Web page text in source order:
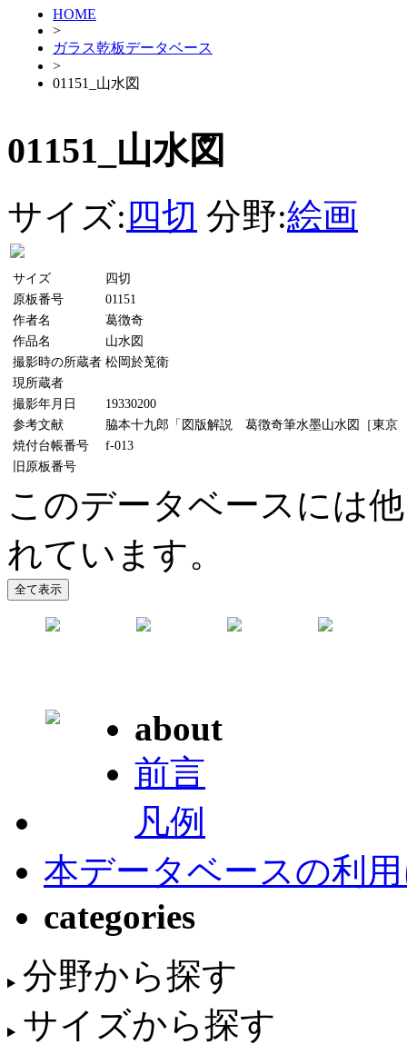
HOME
>
ガラス乾板データベース
>
01151_山水図
01151_山水図
サイズ: 四切 分野:絵画
サイズ
四切
原板番号
01151
作者名
葛徴奇
作品名
山水図
撮影時の所蔵者 松岡於莵衛
現所蔵者
撮影年月日
19330200
参考文献
脇本十九郎「図版解説 葛徴奇筆水墨山水図［東京
焼付台帳番号
f-013
旧原板番号
このデータベースには
れています。
about
前言
凡例
本データベースの利
categories
分野から探す
サイズから探す